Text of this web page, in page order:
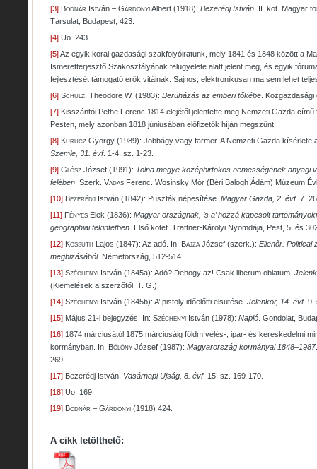
[3] Bodnár István – GárdonyiAlbert (1918): Bezerédj István . II. köt. Magyar
Társulat, Budapest, 423.
[4] Uo. 243.
[5]Az egyik korai gazdasági szakfolyóiratunk, mely 1841 és 1848 között a
Ismeretterjesztő Szakosztályának felügyelete alatt jelent meg, és egyik
fejlesztését támogató erők vitáinak. Sajnos, elektronikusan ma sem lehet
[6] Schulz , Theodore W. (1983): Beruházás az emberi tőkébe .
[7] Kisszántói Pethe Ferenc 1814 elejétől jelentette meg Nemzeti Gazda
Pesten, mely azonban 1818 júniusában előfizetők híján megszűnt.
[8] Kurucz György (1989): Jobbágy vagy farmer. A Nemzeti Gazda kísérlete
Szemle, 31. évf. 1-4. sz. 1-23.
[9] Glósz József (1991): Tolna megye középbirtokos nemességének anyagi
felében . Szerk. Vadas Ferenc. Wosinsky Mór (Béri Balogh Ádám) Múzeum
[10] Bezerédj István (1842): Puszták népesítése. Magyar Gazda, 2. évf. 7.
[11] Fényes Elek (1836): Magyar országnak, ’s a’ hozzá kapcsolt
geographiai tekintetben . Első kötet. Trattner-Károlyi Nyomdája, Pest, 5. és
[12] Kossuth Lajos (1847): Az adó. In: Bajza József (szerk.): Ellenőr. Politicai
megbizásából. Németország, 512-514.
[13] Széchenyi István (1845a): Adó? Dehogy az! Csak liberum oblatum.
(Kiemelések a szerzőtől: T. G.)
[14] Széchenyi István (1845b): A’ pistoly időelőtti elsütése. Jelenkor, 14. évf. 9.
[15] Május 21-i bejegyzés. In: Széchenyi István (1978): Napló . Gondolat,
[16] 1874 márciusától 1875 márciusáig földmívelés-, ipar- és kereskedelmi
kormányban. In: Bölöny József (1987): Magyarország kormányai 1848–1987
269.
[17] Bezerédj István. Vasárnapi Ujság, 8. évf. 15. sz. 169-170.
[18] Uo. 169.
[19] Bodnár – Gárdonyi (1918) 424.
A cikk letölthető: